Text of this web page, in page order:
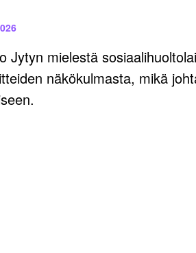
Jytyn mielestä
näkökulmasta, mikä